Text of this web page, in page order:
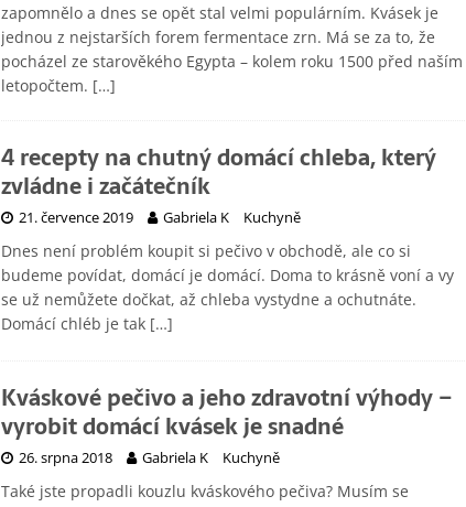
zapomnělo a dnes se opět stal velmi populárním. Kvásek je
jednou z nejstarších forem fermentace zrn. Má se za to, že
pocházel ze starověkého Egypta – kolem roku 1500 před naším
letopočtem. […]
4 recepty na chutný domácí chleba, který
zvládne i začátečník
21. července 2019 Gabriela K Kuchyně
Dnes není problém koupit si pečivo v obchodě, ale co si
budeme povídat, domácí je domácí. Doma to krásně voní a vy
se už nemůžete dočkat, až chleba vystydne a ochutnáte.
Domácí chléb je tak […]
Kváskové pečivo a jeho zdravotní výhody –
vyrobit domácí kvásek je snadné
26. srpna 2018 Gabriela K Kuchyně
Také jste propadli kouzlu kváskového pečiva? Musím se